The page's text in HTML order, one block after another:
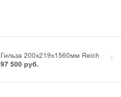
Гильза 200х219х1560мм Reich
97 500 руб.